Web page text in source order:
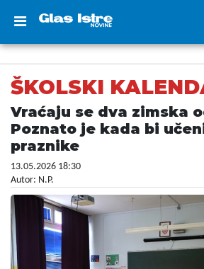
ŠKOLSKI
Vraćaju se dva zimska
Poznato je kada bi
praznike
13.05.2026 18:30
Autor: N.P.